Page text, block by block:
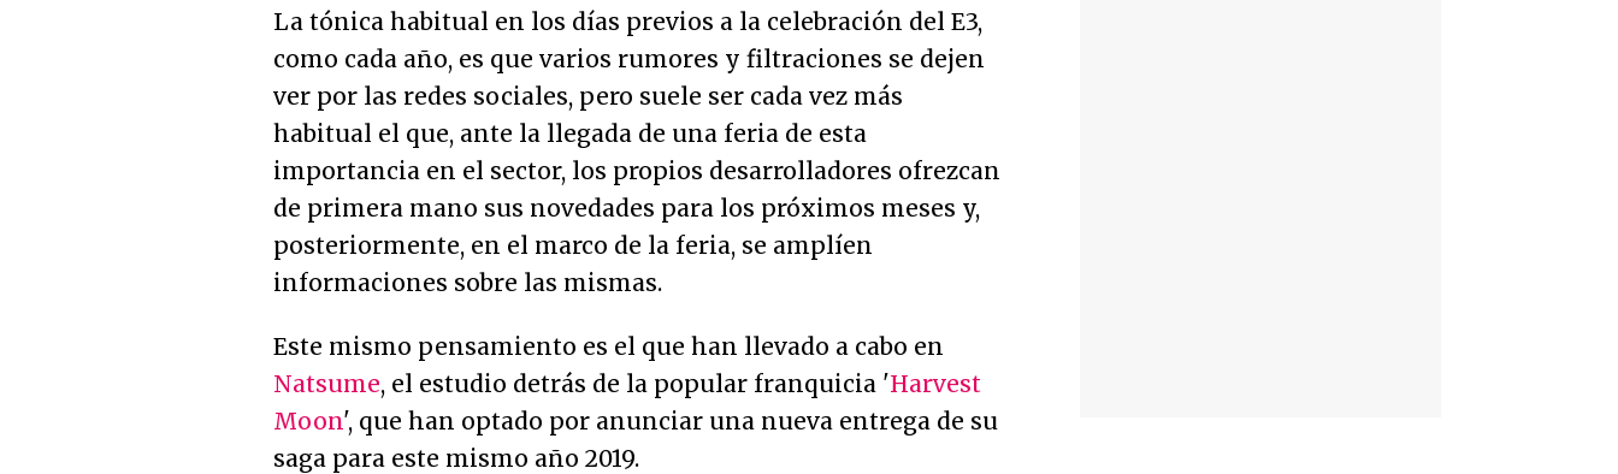
La tónica habitual en los días previos a la celebración del E3,
como cada año, es que varios rumores y filtraciones se dejen
ver por las redes sociales, pero suele ser cada vez más
habitual el que, ante la llegada de una feria de esta
importancia en el sector, los propios desarrolladores ofrezcan
de primera mano sus novedades para los próximos meses y,
posteriormente, en el marco de la feria, se amplíen
informaciones sobre las mismas.
Este mismo pensamiento es el que han llevado a cabo en
Natsume, el estudio detrás de la popular franquicia 'Harvest
Moon', que han optado por anunciar una nueva entrega de su
saga para este mismo año 2019.